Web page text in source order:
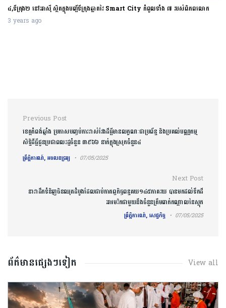
៤,ទីក្រុង២ នៅអាស៊ី ស្ថិតក្នុងបញ្ជីទីក្រុងឆ្លាតវៃ Smart City កំពូលទាំង ៧ របស់ពិភពលោក
3 years ago
Post navigation
Previous Post
ខេត្តកំពង់ឆ្នាំង ប្រកាស​បញ្ចប់ការវាស់វែងដីធ្លីមានលក្ខណៈជាប្រព័ន្ធ និងប្រគល់បណ្ណកម្ម
សិទ្ធិដីធ្លីជូ​នប្រ​ជាព​ល​រ​ដ្ឋចំនួន ៣៩៦៦ នាក់ក្នុងស្រុកចំនួន៤
ព្រឹត្តិការណ៍, អចលនទ្រព្យ 07/05/2025
Next Post
នាវាដឹកទំនិញចិនឈុតដំបូងដែលជាប់កាតព្វកិច្ចពន្ធគយ១៤៥ភាគរយ បានមកដល់ទឹកដី
អាមេរិកជាមួយនឹងចំនួនត្រឹមពាក់កណ្តាលនៃស្តុក
ព្រឹត្តិការណ៍, សេដ្ឋកិច្ច 07/05/2025
ព័ត៌មានផ្សេងៗទៀត View all